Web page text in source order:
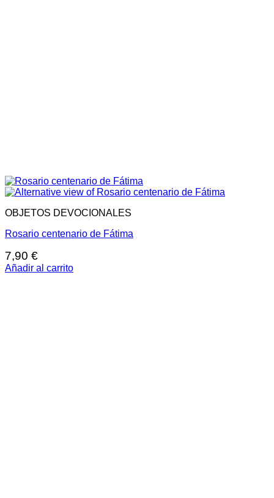
OBJETOS DEVOCIONALES
Rosario centenario de Fátima
7,90 €
Añadir al carrito